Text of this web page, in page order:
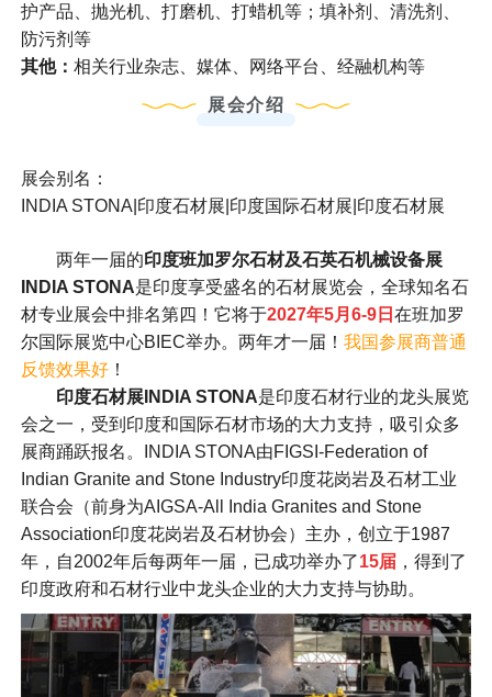
护产品、抛光机、打磨机、打蜡机等；填补剂、清洗剂、
防污剂等
其他： 相关行业杂志、媒体、网络平台、经融机构等
展会介绍
展会别名：
INDIA STONA|印度石材展|印度国际石材展|印度石材展
两年一届的印度班加罗尔石材及石英石机械设备展
INDIA STONA是印度享受盛名的石材展览会，全球知名石
材专业展会中排名第四！它将于2027年5月6-9日 在班加罗
尔国际展览中心BIEC举办。两年才一届！ 我国参展商普通
反馈效果好！
印度石材展INDIA STONA是印度石材行业的龙头展览
会之一，受到印度和国际石材市场的大力支持，吸引众多
展商踊跃报名。INDIA STONA由FIGSI-Federation of
Indian Granite and Stone Industry印度花岗岩及石材工业
联合会（前身为AIGSA-All India Granites and Stone
Association印度花岗岩及石材协会）主办，创立于1987
年，自2002年后每两年一届，已成功举办了15届，得到了
印度政府和石材行业中龙头企业的大力支持与协助。